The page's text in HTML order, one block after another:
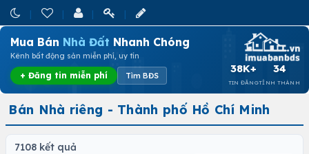
Mua Bán Nhà Đất Nhanh Chóng
Kênh bất động sản miễn phí, uy tín
+ Đăng tin miễn phí Tìm BĐS
38K+
TIN ĐĂNG
34
TỈNH THÀNH
Bán Nhà riêng - Thành phố Hồ Chí Minh
7108 kết quả